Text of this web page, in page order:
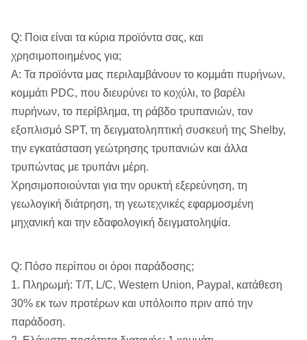
Q: Ποια είναι τα κύρια προϊόντα σας, και
χρησιμοποιημένος για;
Α: Τα προϊόντα μας περιλαμβάνουν το κομμάτι πυρήνων,
κομμάτι PDC, που διευρύνει το κοχύλι, το βαρέλι
πυρήνων, το περίβλημα, τη ράβδο τρυπανιών, τον
εξοπλισμό SPT, τη δειγματοληπτική συσκευή της Shelby,
την εγκατάσταση γεώτρησης τρυπανιών και άλλα
τρυπώντας με τρυπάνι μέρη.
Χρησιμοποιούνται για την ορυκτή εξερεύνηση, τη
γεωλογική διάτρηση, τη γεωτεχνικές εφαρμοσμένη
μηχανική και την εδαφολογική δειγματοληψία.
Q: Πόσο περίπου οι όροι παράδοσης;
1. Πληρωμή: T/T, L/C, Western Union, Paypal, κατάθεση
30% εκ των προτέρων και υπόλοιπο πριν από την
παράδοση.